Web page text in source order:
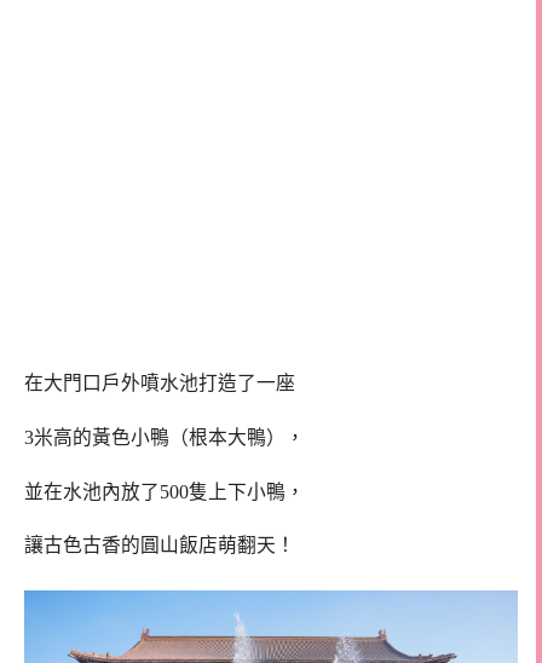
在大門口戶外噴水池打造了一座
3米高的黃色小鴨（根本大鴨），
並在水池內放了500隻上下小鴨，
讓古色古香的圓山飯店萌翻天！